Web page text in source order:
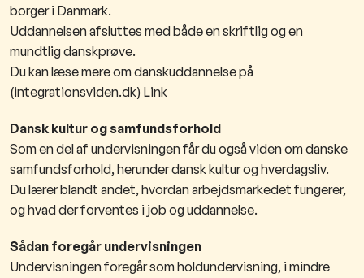
borger i Danmark.
Uddannelsen afsluttes med både en skriftlig og en
mundtlig danskprøve.
Du kan læse mere om danskuddannelse på
(integrationsviden.dk) Link
Dansk kultur og samfundsforhold
Som en del af undervisningen får du også viden om danske
samfundsforhold, herunder dansk kultur og hverdagsliv.
Du lærer blandt andet, hvordan arbejdsmarkedet fungerer,
og hvad der forventes i job og uddannelse.
Sådan foregår undervisningen
Undervisningen foregår som holdundervisning, i mindre